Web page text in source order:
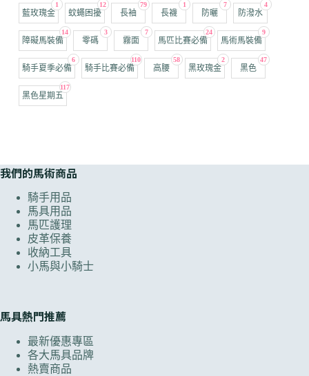
1
藍玫瑰金
12
蚊蠅困擾
79
長袖
1
長襪
7
防曬
4
防潑水
14
障礙馬裝備
3
零碼
7
霧面
24
馬匹比賽必備
9
馬術馬裝備
6
騎手夏季必備
110
騎手比賽必備
58
高腰
2
黑玫瑰金
47
黑色
117
黑色星期五
我們的馬術商品
騎手用品
馬具用品
馬匹護理
皮革保養
收納工具
小馬與小騎士
馬具熱門推薦
最新優惠專區
各大馬具品牌
熱賣商品